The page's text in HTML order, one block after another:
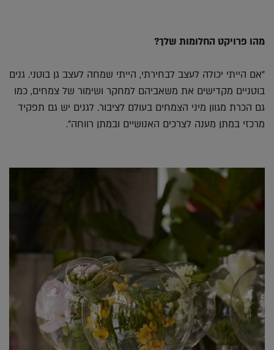
מהו פרויקט החלומות שלך?
"אם הייתי יכולה לעצב לבחירתי, הייתי שמחה לעצב גן בוטני. גנים
בוטניים מקדישים את משאביהם למחקר ושימור של צמחים, כמו
גם הכרת מגוון מיני הצמחים בעולם לציבור. לגנים יש גם תפקיד
מרכזי במתן מענה לצרכים האנושיים ובמתן רווחה".